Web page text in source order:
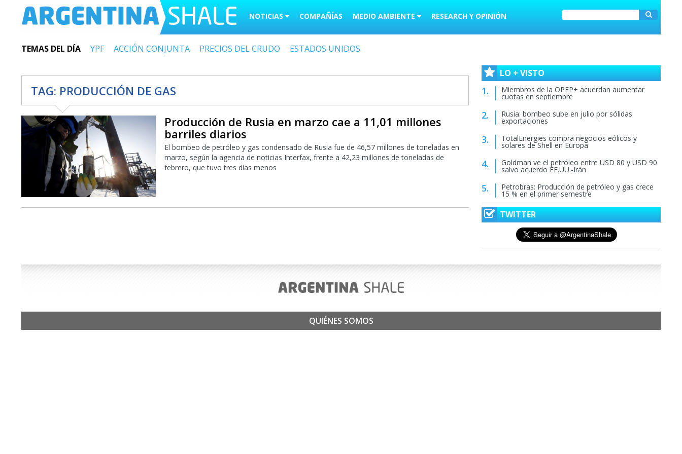
NOTICIAS COMPAÑÍAS MEDIO AMBIENTE RESEARCH Y OPINIÓN
TEMAS DEL DÍA YPF ACCIÓN CONJUNTA PRECIOS DEL CRUDO ESTADOS UNIDOS
TAG: PRODUCCIÓN DE GAS
Producción de Rusia en marzo cae a 11,01 millones
barriles diarios
El bombeo de petróleo y gas condensado de Rusia fue de 46,57 millones de toneladas en
marzo, según la agencia de noticias Interfax, frente a 42,23 millones de toneladas de
febrero, que tuvo tres días menos
LO + VISTO
Miembros de la OPEP+ acuerdan aumentar
cuotas en septiembre
Rusia: bombeo sube en julio por sólidas
exportaciones
TotalEnergies compra negocios eólicos y
solares de Shell en Europa
Goldman ve el petróleo entre USD 80 y USD 90
salvo acuerdo EE.UU.-Irán
Petrobras: Producción de petróleo y gas crece
15 % en el primer semestre
TWITTER
QUIÉNES SOMOS